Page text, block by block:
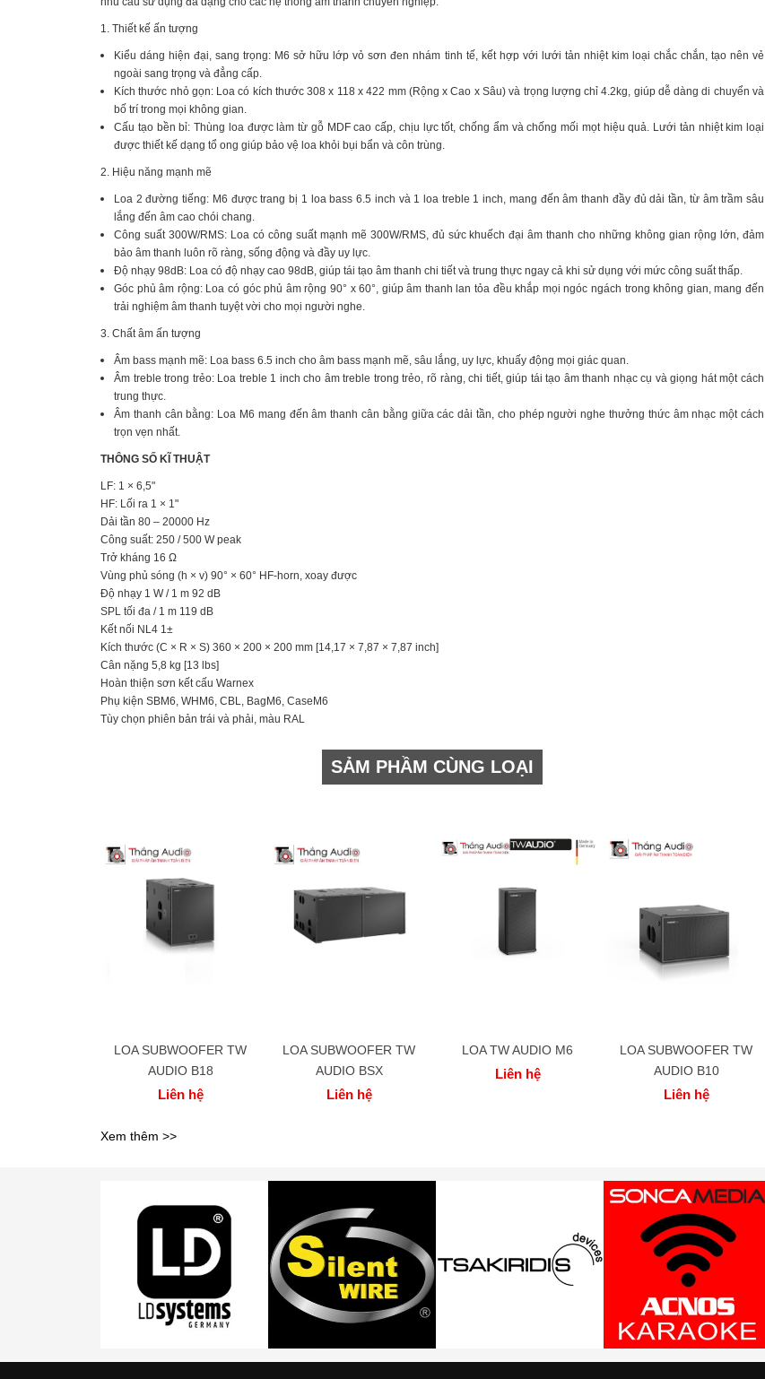
1. Thiết kế ấn tượng
Kiểu dáng hiện đại, sang trọng: M6 sở hữu lớp vỏ sơn đen nhám tinh tế, kết hợp với lưới tản nhiệt kim loại chắc chắn, tạo nên vẻ
ngoài sang trọng và đẳng cấp.
Kích thước nhỏ gọn: Loa có kích thước 308 x 118 x 422 mm (Rộng x Cao x Sâu) và trọng lượng chỉ 4.2kg, giúp dễ dàng di chuyển và
bố trí trong mọi không gian.
Cấu tạo bền bỉ: Thùng loa được làm từ gỗ MDF cao cấp, chịu lực tốt, chống ẩm và chống mối mọt hiệu quả. Lưới tản nhiệt kim loại
được thiết kế dạng tổ ong giúp bảo vệ loa khỏi bụi bẩn và côn trùng.
2. Hiệu năng mạnh mẽ
Loa 2 đường tiếng: M6 được trang bị 1 loa bass 6.5 inch và 1 loa treble 1 inch, mang đến âm thanh đầy đủ dải tần, từ âm trầm sâu
lắng đến âm cao chói chang.
Công suất 300W/RMS: Loa có công suất mạnh mẽ 300W/RMS, đủ sức khuếch đại âm thanh cho những không gian rộng lớn, đảm
bảo âm thanh luôn rõ ràng, sống động và đầy uy lực.
Độ nhạy 98dB: Loa có độ nhạy cao 98dB, giúp tái tạo âm thanh chi tiết và trung thực ngay cả khi sử dụng với mức công suất thấp.
Góc phủ âm rộng: Loa có góc phủ âm rộng 90° x 60°, giúp âm thanh lan tỏa đều khắp mọi ngóc ngách trong không gian, mang đến
trải nghiệm âm thanh tuyệt vời cho mọi người nghe.
3. Chất âm ấn tượng
Âm bass mạnh mẽ: Loa bass 6.5 inch cho âm bass mạnh mẽ, sâu lắng, uy lực, khuấy động mọi giác quan.
Âm treble trong trẻo: Loa treble 1 inch cho âm treble trong trẻo, rõ ràng, chi tiết, giúp tái tạo âm thanh nhạc cụ và giọng hát một cách
trung thực.
Âm thanh cân bằng: Loa M6 mang đến âm thanh cân bằng giữa các dải tần, cho phép người nghe thưởng thức âm nhạc một cách
trọn vẹn nhất.
THÔNG SỐ KĨ THUẬT
LF: 1 × 6,5"
HF: Lối ra 1 × 1"
Dải tần 80 – 20000 Hz
Công suất: 250 / 500 W peak
Trở kháng 16 Ω
Vùng phủ sóng (h × v) 90° × 60° HF-horn, xoay được
Độ nhạy 1 W / 1 m 92 dB
SPL tối đa / 1 m 119 dB
Kết nối NL4 1±
Kích thước (C × R × S) 360 × 200 × 200 mm [14,17 × 7,87 × 7,87 inch]
Cân nặng 5,8 kg [13 lbs]
Hoàn thiện sơn kết cấu Warnex
Phụ kiện SBM6, WHM6, CBL, BagM6, CaseM6
Tùy chọn phiên bản trái và phải, màu RAL
SẢM PHẦM CÙNG LOẠI
LOA SUBWOOFER TW
AUDIO B18
Liên hệ
LOA SUBWOOFER TW
AUDIO BSX
Liên hệ
LOA TW AUDIO M6
Liên hệ
LOA SUBWOOFER TW
AUDIO B10
Liên hệ
Xem thêm >>